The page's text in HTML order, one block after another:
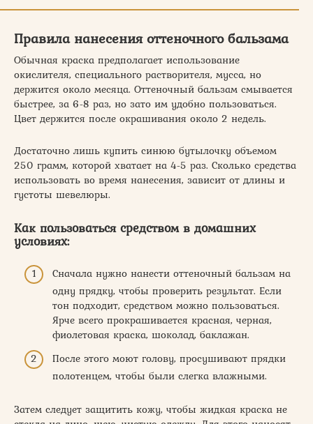
Правила нанесения оттеночного бальзама
Обычная краска предполагает использование
окислителя, специального растворителя, мусса, но
держится около месяца. Оттеночный бальзам смывается
быстрее, за 6-8 раз, но зато им удобно пользоваться.
Цвет держится после окрашивания около 2 недель.
Достаточно лишь купить синюю бутылочку объемом
250 грамм, которой хватает на 4-5 раз. Сколько средства
использовать во время нанесения, зависит от длины и
густоты шевелюры.
Как пользоваться средством в домашних
условиях:
Сначала нужно нанести оттеночный бальзам на
одну прядку, чтобы проверить результат. Если
тон подходит, средством можно пользоваться.
Ярче всего прокрашивается красная, черная,
фиолетовая краска, шоколад, баклажан.
После этого моют голову, просушивают прядки
полотенцем, чтобы были слегка влажными.
Затем следует защитить кожу, чтобы жидкая краска не